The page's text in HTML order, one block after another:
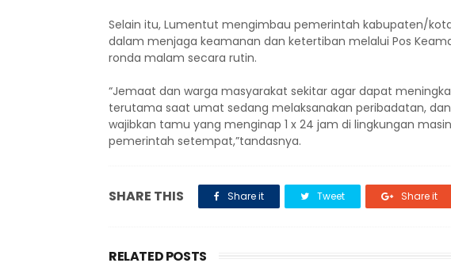
Selain itu, Lumentut mengimbau pemerintah kabupaten/
dalam menjaga keamanan dan ketertiban melalui Pos
ronda malam secara rutin.
“Jemaat dan warga masyarakat sekitar agar dapat
terutama saat umat sedang melaksanakan peribadatan,
wajibkan tamu yang menginap 1 x 24 jam di lingkungan
pemerintah setempat,”tandasnya.
SHARE THIS Share it Tweet Share it
RELATED POSTS